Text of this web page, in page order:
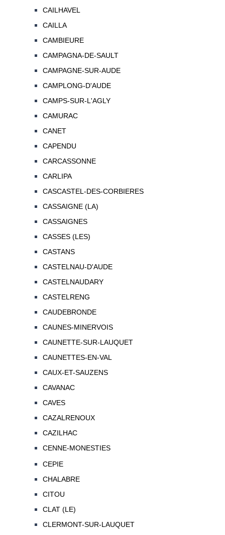
CAILHAVEL
CAILLA
CAMBIEURE
CAMPAGNA-DE-SAULT
CAMPAGNE-SUR-AUDE
CAMPLONG-D'AUDE
CAMPS-SUR-L'AGLY
CAMURAC
CANET
CAPENDU
CARCASSONNE
CARLIPA
CASCASTEL-DES-CORBIERES
CASSAIGNE (LA)
CASSAIGNES
CASSES (LES)
CASTANS
CASTELNAU-D'AUDE
CASTELNAUDARY
CASTELRENG
CAUDEBRONDE
CAUNES-MINERVOIS
CAUNETTE-SUR-LAUQUET
CAUNETTES-EN-VAL
CAUX-ET-SAUZENS
CAVANAC
CAVES
CAZALRENOUX
CAZILHAC
CENNE-MONESTIES
CEPIE
CHALABRE
CITOU
CLAT (LE)
CLERMONT-SUR-LAUQUET